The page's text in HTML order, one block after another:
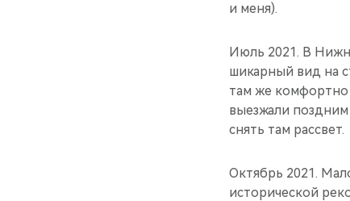
и меня).
Июль 2021. В
шикарный вид на
там же комфортно
выезжали
снять там рассвет.​
Октябрь 2021.
исторической